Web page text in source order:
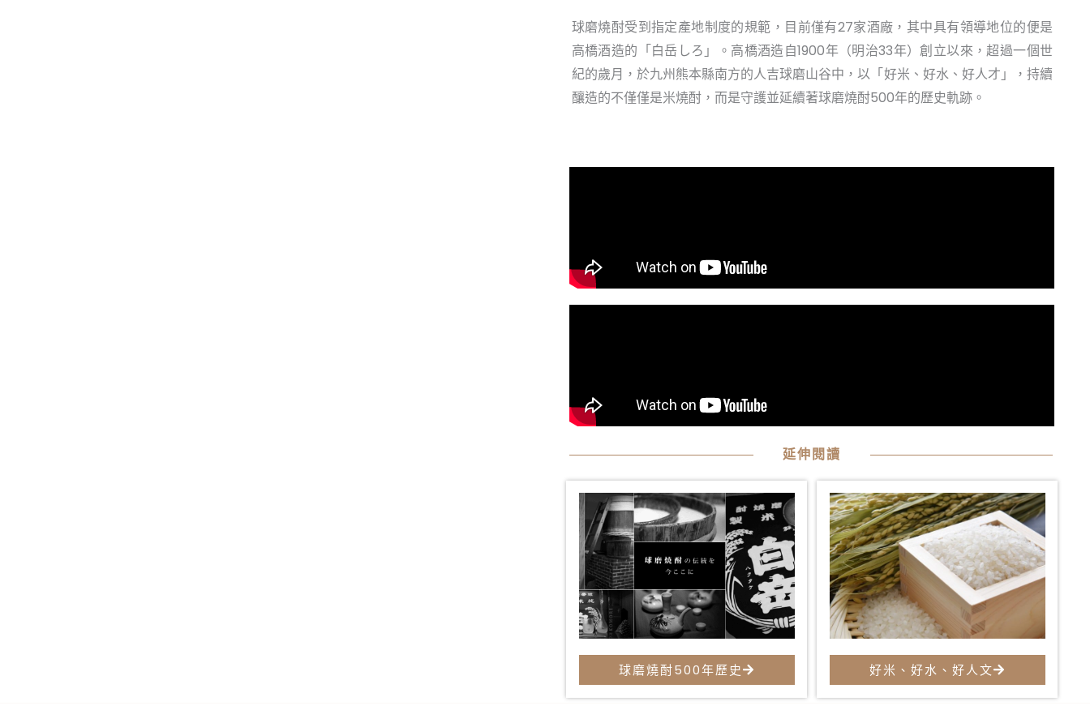
球磨燒酎受到指定產地制度的規範，目前僅有27家酒廠，其中具有領導地位的便是
高橋酒造的「白岳しろ」。高橋酒造自1900年（明治33年）創立以來，超過一個世
紀的歲月，於九州熊本縣南方的人吉球磨山谷中，以「好米、好水、好人才」，持續
釀造的不僅僅是米燒酎，而是守護並延續著球磨燒酎500年的歷史軌跡。
延伸閱讀
球磨燒酎500年歷史 好米、好水、好人文